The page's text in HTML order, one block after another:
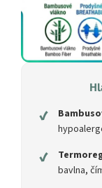
✔
✔
bavlna,